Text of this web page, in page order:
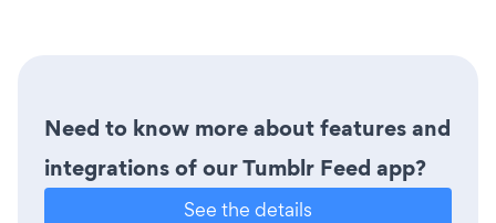
Need to know more about features and
integrations of our Tumblr Feed app?
See the details